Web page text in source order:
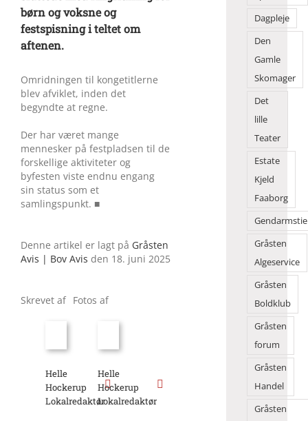
børn og voksne og
festspisning i teltet om
aftenen.
Omridningen til kongetitlerne
blev afviklet, inden det
begyndte at regne.
Der har været mange
mennesker på festpladsen til de
forskellige aktiviteter og
byfesten viste endnu engang
sin status som et
samlingspunkt. ■
Denne artikel er lagt på Gråsten
Avis | Bov Avis den 18. juni 2025
Skrevet af
Helle
Hockerup
Lokalredaktør
Fotos af
Helle
Hockerup
Lokalredaktør
Dagpleje
Den
Gamle
Skomager
Det
lille
Teater
Estate
Kjeld
Faaborg
Gråsten
Algeservice
Gråsten
Boldklub
Gråsten
forum
Gråsten
Handel
Gråsten